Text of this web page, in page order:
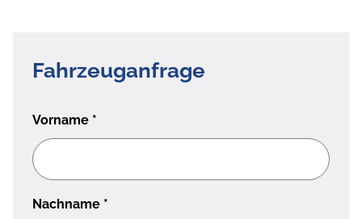
Fahrzeuganfrage
Vorname *
Nachname *